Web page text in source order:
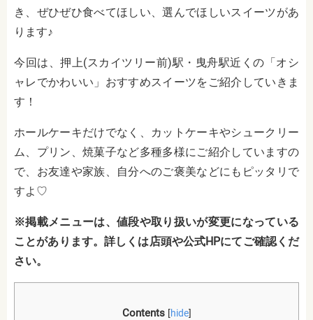
き、ぜひぜひ食べてほしい、選んでほしいスイーツがあ
ります♪
今回は、押上(スカイツリー前)駅・曳舟駅近くの「オシ
ャレでかわいい」おすすめスイーツをご紹介していきま
す！
ホールケーキだけでなく、カットケーキやシュークリー
ム、プリン、焼菓子など多種多様にご紹介していますの
で、お友達や家族、自分へのご褒美などにもピッタリで
すよ♡
※掲載メニューは、値段や取り扱いが変更になっている
ことがあります。詳しくは店頭や公式HPにてご確認くだ
さい。
Contents [hide]